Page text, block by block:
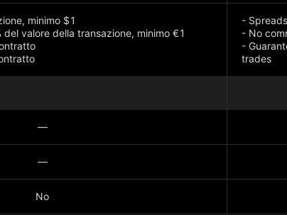
minimo $1
del valore della transazione, minimo €1
-
- No
-
trades
—
—
No